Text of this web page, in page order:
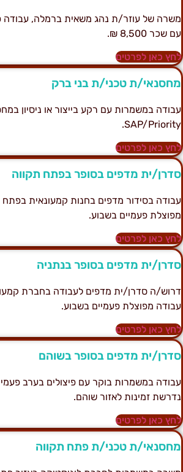
של עוזר/ת נהג משאית ברמלה, עבודה
שכר 8,500 ₪.
כאן לפרטים
ת טכני/ת בני ברק
במשמרות עם רקע בייצור או ניסיון
SAP/
כאן לפרטים
ית מדפים בסופר בפתח תקווה
בסידור מדפים בחנות קמעונאית בפתח
פעמיים בשבוע.
כאן לפרטים
ית מדפים בסופר בנתניה
ה סדרן/ית מדפים לעבודה בחברת
מפוצלת פעמיים בשבוע.
כאן לפרטים
ית מדפים בסופר בשוהם
במשמרות בוקר עם פיצולים בערב
זמינות לאזור שוהם.
כאן לפרטים
ת טכני/ת פתח תקווה